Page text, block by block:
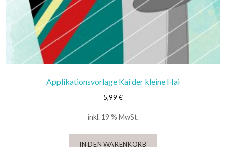
Applikationsvorlage Kai der kleine Hai
5,99 €
inkl. 19 % MwSt.
IN DEN WARENKORB